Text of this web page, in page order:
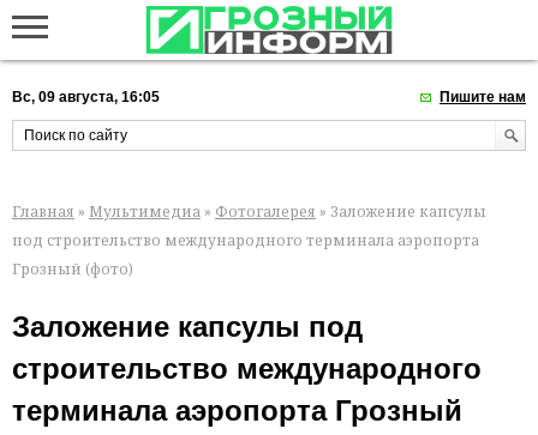
Вс, 09 августа, 16:05 Пишите нам
Главная » Мультимедиа » Фотогалерея » Заложение капсулы
под строительство международного терминала аэропорта
Грозный (фото)
Заложение капсулы под
строительство международного
терминала аэропорта Грозный